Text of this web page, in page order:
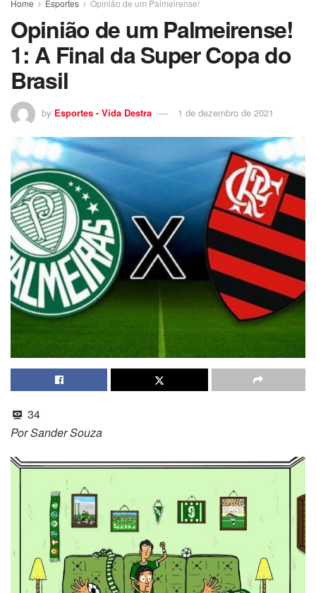
Home Esportes Opinião de um Palmeirense!
Opinião de um Palmeirense!
1: A Final da Super Copa do
Brasil
by Esportes - Vida Destra 1 de dezembro de 2021
34
Por Sander Souza